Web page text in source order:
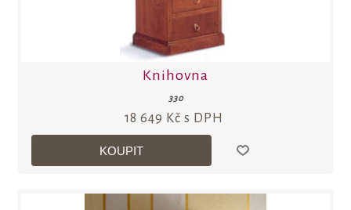
Knihovna
330
18 649 Kč s DPH